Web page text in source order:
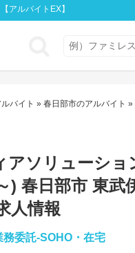
アルバイトEX】
バイト » 春日部市のアルバイト »
アソリューシ
) 春日部市 東
人情報
委託-SOHO・在宅